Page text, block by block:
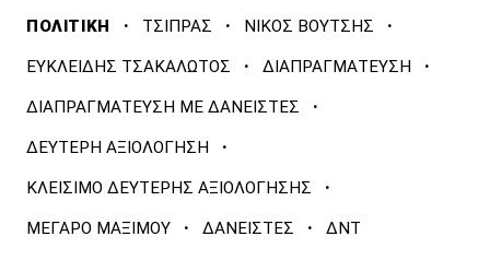
ΠΟΛΙΤΙΚΗ · ΤΣΙΠΡΑΣ · ΝΙΚΟΣ ΒΟΥΤΣΗΣ ·
ΕΥΚΛΕΙΔΗΣ ΤΣΑΚΑΛΩΤΟΣ · ΔΙΑΠΡΑΓΜΑΤΕΥΣΗ ·
ΔΙΑΠΡΑΓΜΑΤΕΥΣΗ ΜΕ ΔΑΝΕΙΣΤΕΣ ·
ΔΕΥΤΕΡΗ ΑΞΙΟΛΟΓΗΣΗ ·
ΚΛΕΙΣΙΜΟ ΔΕΥΤΕΡΗΣ ΑΞΙΟΛΟΓΗΣΗΣ ·
ΜΕΓΑΡΟ ΜΑΞΙΜΟΥ · ΔΑΝΕΙΣΤΕΣ · ΔΝΤ